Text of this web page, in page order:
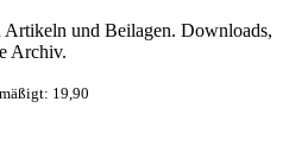
Artikeln und Beilagen. Downloads,
Archiv.
19,90